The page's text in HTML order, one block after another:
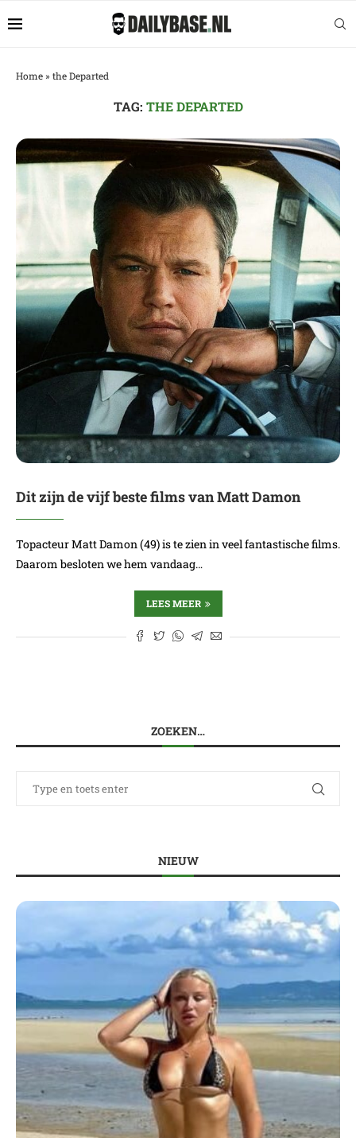
Home» the Departed
TAG: THE DEPARTED
Dit zijn de vijf beste films van Matt Damon
Topacteur Matt Damon (49) is te zien in veel fantastische films.
Daarom besloten we hem vandaag…
LEES MEER
ZOEKEN…
NIEUW